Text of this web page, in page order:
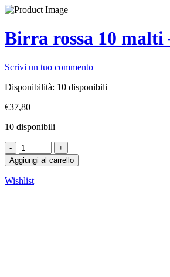
Birra rossa 10 malti
Scrivi un tuo commento
Disponibilità: 10 disponibili
€37,80
10 disponibili
Aggiungi al carrello
Wishlist